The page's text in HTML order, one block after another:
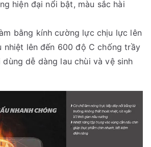
hiện đại nổi bật, màu sắc hài
bằng kính cường lực chịu lực lên
nhiệt lên đến 600 độ C chống trầy
dễ dàng lau chùi và vệ sinh